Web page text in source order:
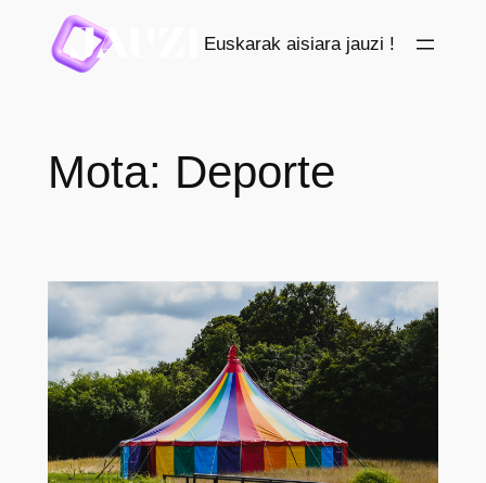
contenido
Euskarak aisiara jauzi !
Mota: Deporte